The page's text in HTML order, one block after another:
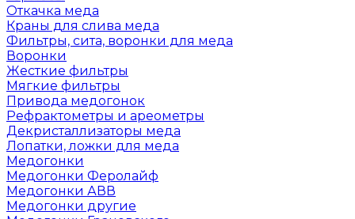
Откачка меда
Краны для слива меда
Фильтры, сита, воронки для меда
Воронки
Жесткие фильтры
Мягкие фильтры
Привода медогонок
Рефрактометры и ареометры
Декристаллизаторы меда
Лопатки, ложки для меда
Медогонки
Медогонки Феролайф
Медогонки АВВ
Медогонки другие